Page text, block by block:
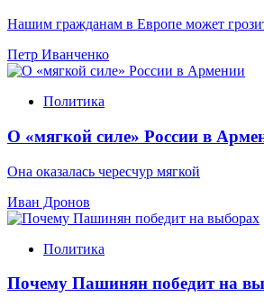
Нашим гражданам в Европе может
Петр Иванченко
Политика
О «мягкой силе» России в
Она оказалась чересчур мягкой
Иван Дронов
Политика
Почему Пашинян победит на